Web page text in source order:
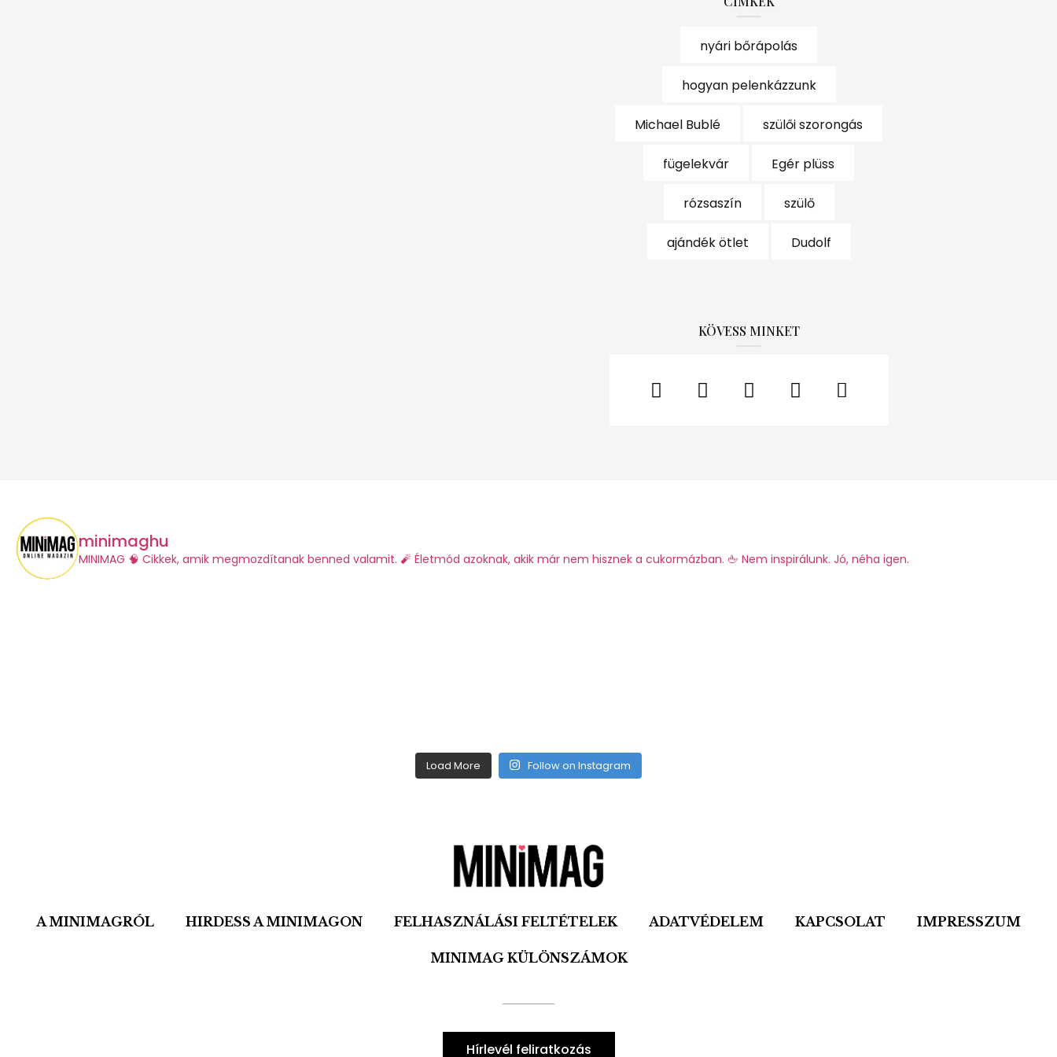
nyári bőrápolás
hogyan pelenkázzunk
Michael Bublé szülői szorongás
fügelekvár Egér plüss
rózsaszín szülő
ajándék ötlet Dudolf
KÖVESS MINKET
minimaghu
​MINIMAG 🧠 Cikkek, amik megmozdítanak benned valamit. 🧨 Életmód azoknak, akik már nem hisznek a cukormázban. 🖕 Nem inspirálunk. Jó, néha igen.
Load More Follow on Instagram
A MINIMAGRÓL HIRDESS A MINIMAGON FELHASZNÁLÁSI FELTÉTELEK ADATVÉDELEM KAPCSOLAT IMPRESSZUM
MINIMAG KÜLÖNSZÁMOK
Hírlevél feliratkozás